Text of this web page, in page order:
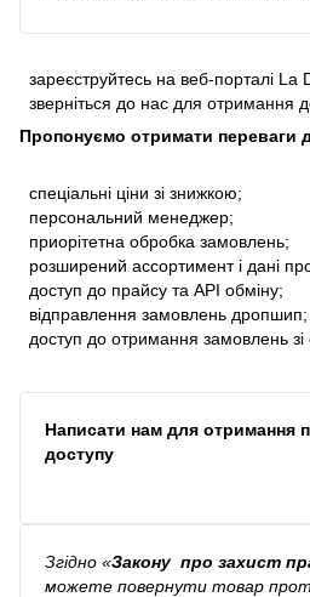
зареєструйтесь на веб-порталі La
зверніться до нас для отримання
Пропонуємо отримати переваги
спеціальні ціни зі знижкою;
персональний менеджер;
приорітетна обробка замовлень;
розширений ассортимент і дані
доступ до прайсу та API обміну;
відправлення замовлень дропшип;
доступ до отримання замовлень зі
Написати нам для отримання
доступу
Згідно «Закону про захист
можете повернути товар